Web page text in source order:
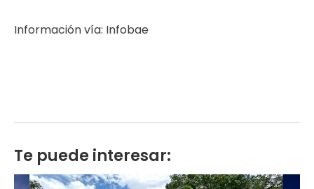
Información vía: Infobae
Te puede interesar: